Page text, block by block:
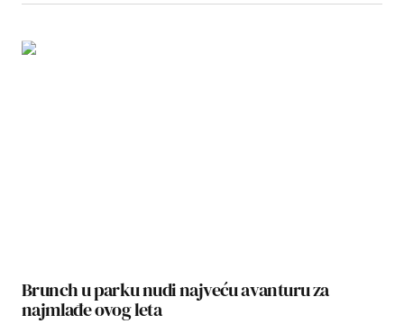
Brunch u parku nudi najveću avanturu za
najmlađe ovog leta